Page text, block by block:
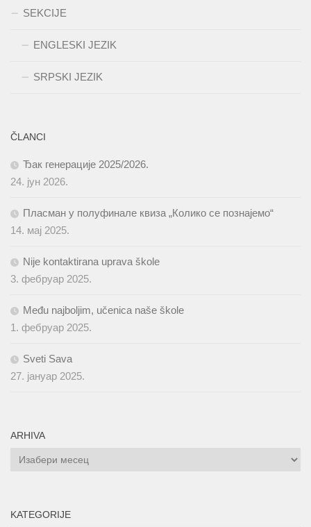
SEKCIJE
ENGLESKI JEZIK
SRPSKI JEZIK
ČLANCI
Ђак генерације 2025/2026.
24. јун 2026.
Пласман у полуфинале квиза „Колико се познајемо“
14. мај 2025.
Nije kontaktirana uprava škole
3. фебруар 2025.
Među najboljim, učenica naše škole
1. фебруар 2025.
Sveti Sava
27. јануар 2025.
ARHIVA
ARHIVA
KATEGORIJE